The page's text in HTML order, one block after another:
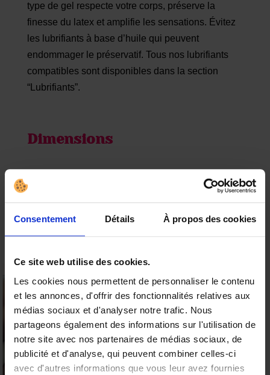
Consentement Détails À propos des cookies
Ce site web utilise des cookies.
Les cookies nous permettent de personnaliser le contenu
et les annonces, d'offrir des fonctionnalités relatives aux
médias sociaux et d'analyser notre trafic. Nous
partageons également des informations sur l'utilisation de
notre site avec nos partenaires de médias sociaux, de
publicité et d'analyse, qui peuvent combiner celles-ci
avec d'autres informations que vous leur avez fournies
type de gel respecte votre corps, préserve la
finesse du latex et amplifie les sensations. Évitez
les lubrifiants à base d’huile qui peuvent
endommager le préservatif. Tous nos lubrifiants
compatibles sont disponibles dans la section
“Lubrifiants”.
Dimensions
Largeur d'environ 54 mm de diamètre (standard)
Vos avis
9.6/10 (19 avis)
★★★★★
15% offerts sur votre
première commande
Valable sur tous les produits